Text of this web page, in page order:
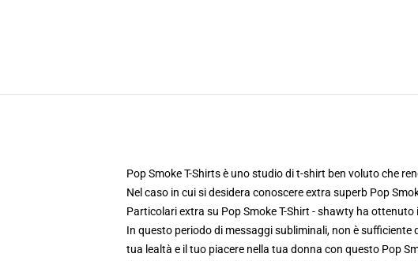
Pop Smoke T-Shirts è uno studio di t-shirt ben voluto che
Nel caso in cui si desidera conoscere extra superb Pop
Particolari extra su Pop Smoke T-Shirt - shawty ha
In questo periodo di messaggi subliminali, non è
tua lealtà e il tuo piacere nella tua donna con questo Pop